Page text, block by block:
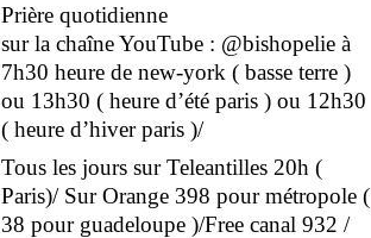
Prière quotidienne
sur la chaîne YouTube : @bishopelie à
7h30 heure de new-york ( basse terre )
ou 13h30 ( heure d’été paris ) ou 12h30
( heure d’hiver paris )/
Tous les jours sur Teleantilles 20h (
Paris)/ Sur Orange 398 pour métropole (
38 pour guadeloupe )/Free canal 932 /